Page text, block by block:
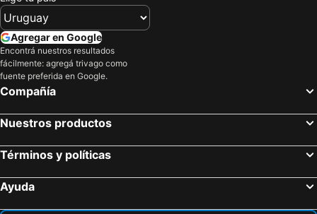
Agregar en Google
Encontrá nuestros resultados
fácilmente: agregá trivago como
fuente preferida en Google.
Compañía
Nuestros productos
Términos y políticas
Ayuda